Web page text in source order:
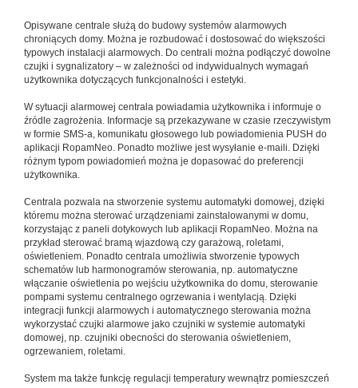
Opisywane centrale służą do budowy systemów alarmowych
chroniących domy. Można je rozbudować i dostosować do większości
typowych instalacji alarmowych. Do centrali można podłączyć dowolne
czujki i sygnalizatory – w zależności od indywidualnych wymagań
użytkownika dotyczących funkcjonalności i estetyki.
W sytuacji alarmowej centrala powiadamia użytkownika i informuje o
źródle zagrożenia. Informacje są przekazywane w czasie rzeczywistym
w formie SMS-a, komunikatu głosowego lub powiadomienia PUSH do
aplikacji RopamNeo. Ponadto możliwe jest wysyłanie e-maili. Dzięki
różnym typom powiadomień można je dopasować do preferencji
użytkownika.
Centrala pozwala na stworzenie systemu automatyki domowej, dzięki
któremu można sterować urządzeniami zainstalowanymi w domu,
korzystając z paneli dotykowych lub aplikacji RopamNeo. Można na
przykład sterować bramą wjazdową czy garażową, roletami,
oświetleniem. Ponadto centrala umożliwia stworzenie typowych
schematów lub harmonogramów sterowania, np. automatyczne
włączanie oświetlenia po wejściu użytkownika do domu, sterowanie
pompami systemu centralnego ogrzewania i wentylacją. Dzięki
integracji funkcji alarmowych i automatycznego sterowania można
wykorzystać czujki alarmowe jako czujniki w systemie automatyki
domowej, np. czujniki obecności do sterowania oświetleniem,
ogrzewaniem, roletami.
System ma także funkcję regulacji temperatury wewnątrz pomieszczeń